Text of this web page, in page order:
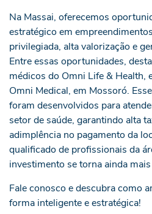
Na Massai, oferecemos
estratégico em
privilegiada, alta valorização e
Entre essas oportunidades,
médicos do Omni Life & Health,
Omni Medical, em Mossoró.
foram desenvolvidos para
setor de saúde, garantindo alta
adimplência no pagamento da
qualificado de profissionais da
investimento se torna ainda
Fale conosco e descubra como
forma inteligente e estratégica!